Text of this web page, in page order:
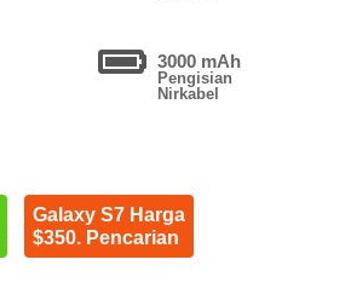
3000 mAh
Pengisian
Nirkabel
Galaxy S7 Harga
$350. Pencarian